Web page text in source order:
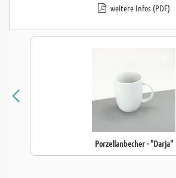
weitere Infos (PDF)
Porzellanbecher - "Darja"